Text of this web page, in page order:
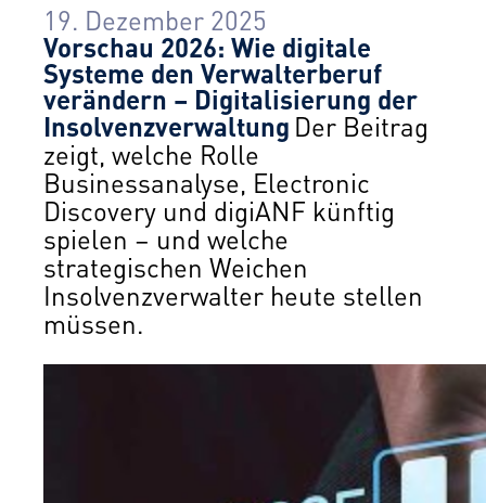
19. Dezember 2025
Vorschau 2026: Wie digitale
Systeme den Verwalterberuf
verändern – Digitalisierung der
Insolvenzverwaltung Der Beitrag
zeigt, welche Rolle
Businessanalyse, Electronic
Discovery und digiANF künftig
spielen – und welche
strategischen Weichen
Insolvenzverwalter heute stellen
müssen.